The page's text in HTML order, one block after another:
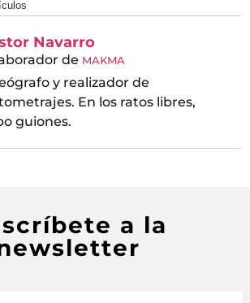
Navarro
de MAKMA
y realizador de
En los ratos libres,
guiones.
a la